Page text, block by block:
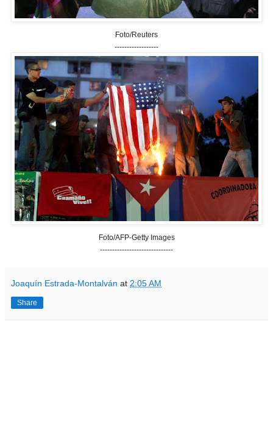
Foto/Reuters
------------------
Foto/AFP-Getty Images
------------------------------
Joaquín Estrada-Montalván at 2:05 AM
Share